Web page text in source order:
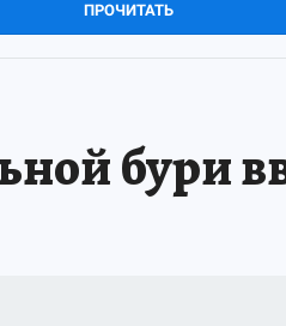
ПРОЧИТАТЬ
бури